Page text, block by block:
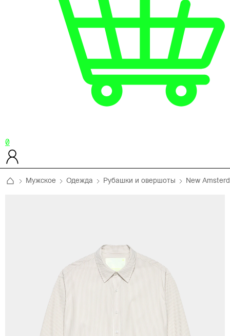
0
Мужское Одежда Рубашки и овершоты New